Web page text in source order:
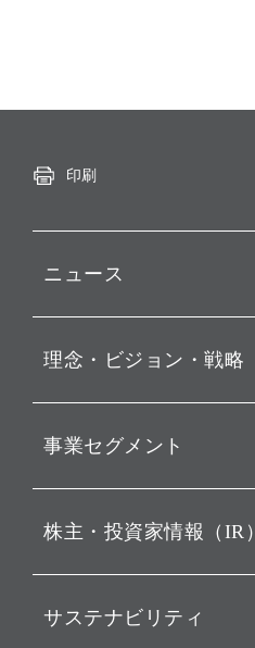
印刷
ニュース
お知らせ
動画配信
理念・ビジョン・戦略
経営理念
ビジョン
戦略
バリュー
ソフトバンクグループの歩
事業セグメント
ソフトバンク・ビジョン・
株主・投資家情報（IR）
IRカレンダー
サステナビリティ